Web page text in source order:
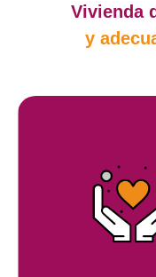
Vivienda
y